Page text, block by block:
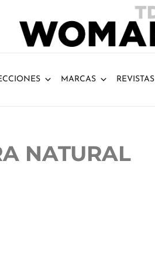
MARCAS REVISTAS
NATURAL